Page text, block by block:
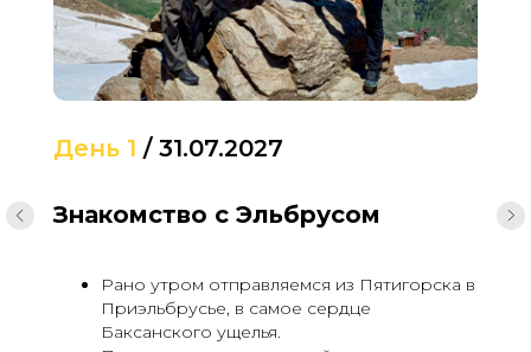
День 1 / 31.07.2027
Знакомство с Эльбрусом
Рано утром отправляемся из Пятигорска в
Приэльбрусье, в самое сердце
Баксанского ущелья.